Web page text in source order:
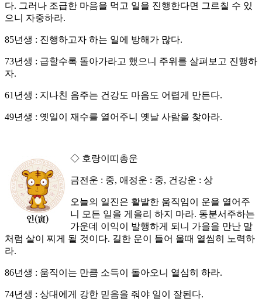
다. 그러나 조급한 마음을 먹고 일을 진행한다면 그르칠 수 있
으니 자중하라.
85년생 : 진행하고자 하는 일에 방해가 많다.
73년생 : 급할수록 돌아가라고 했으니 주위를 살펴보고 진행하
자.
61년생 : 지나친 음주는 건강도 마음도 어렵게 만든다.
49년생 : 옛일이 재수를 열어주니 옛날 사람을 찾아라.
◇ 호랑이띠총운
금전운 : 중, 애정운 : 중, 건강운 : 상
오늘의 일진은 활발한 움직임이 운을 열어주
니 모든 일을 게을리 하지 마라. 동분서주하는
가운데 이익이 발행하게 되니 가을을 만난 말
처럼 살이 찌게 될 것이다. 길한 운이 들어 올때 열씸히 노력하
라.
86년생 : 움직이는 만큼 소득이 돌아오니 열심히 하라.
74년생 : 상대에게 강한 믿음을 줘야 일이 잘된다.